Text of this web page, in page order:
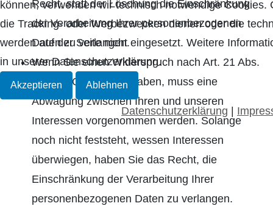
Recht, statt der Löschung die Einschränkung
der Verarbeitung Ihrer personenbezogenen
Daten zu verlangen.
Wenn Sie einen Widerspruch nach Art. 21 Abs.
1 DSGVO eingelegt haben, muss eine
Abwägung zwischen Ihren und unseren
Interessen vorgenommen werden. Solange
noch nicht feststeht, wessen Interessen
überwiegen, haben Sie das Recht, die
Einschränkung der Verarbeitung Ihrer
personenbezogenen Daten zu verlangen.
können, verwenden wir technisch notwendige Cookies.
die Tracking- oder Werbezwecken dienen oder die
werden auf der Seite nicht eingesetzt. Weitere
in unserer Datenschutzerklärung.
Akzeptieren Ablehnen
Datenschutzerklärung |